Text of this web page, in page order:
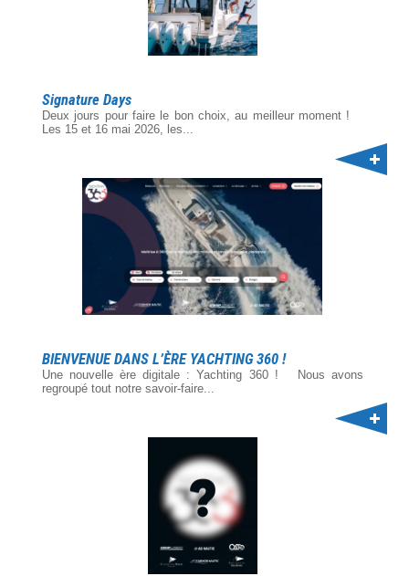
Signature Days
Deux jours pour faire le bon choix, au meilleur moment !
Les 15 et 16 mai 2026, les...
BIENVENUE DANS L’ÈRE YACHTING 360 !
Une nouvelle ère digitale : Yachting 360 ! Nous avons
regroupé tout notre savoir-faire...